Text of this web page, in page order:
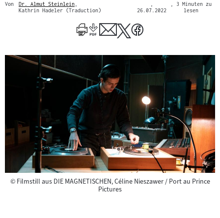
Von
Dr. Almut Steinlein
Mehr
Kathrin Hadeler (Traduction)
26.07.2022
, 3 Minuten zu
lesen
©Copyright
Filmstill aus DIE MAGNETISCHEN, Céline Nieszawer / Port au Prince
Pictures